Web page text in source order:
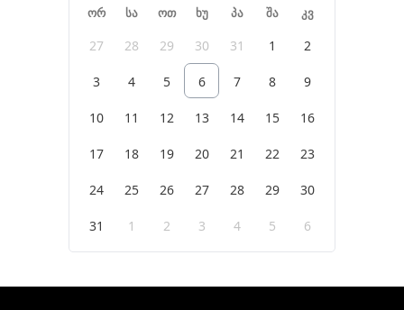
ორ სა ოთ ხუ პა შა კვ
27 28 29 30 31 1 2
3 4 5 6 7 8 9
10 11 12 13 14 15 16
17 18 19 20 21 22 23
24 25 26 27 28 29 30
31 1 2 3 4 5 6